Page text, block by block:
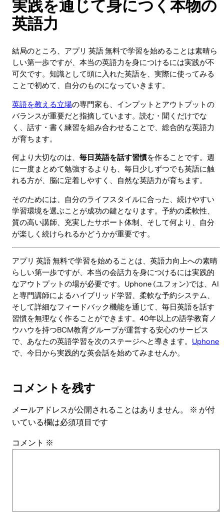
実践を通じて身につく本物の
英語力
結局のところ、アプリ 英語 無料で学習を始めることは素晴ら
しい第一歩ですが、本当の英語力を身につけるには実践が不
可欠です。知識として頭に入れた英語を、実際に使ってみる
ことで初めて、自分のものになっていきます。
英語を教える立場の専門家も、インプットとアウトプットの
バランスが重要だと指摘しています。読む・聞くだけでな
く、話す・書く練習を組み合わせることで、総合的な英語力
が育ちます。
何より大切なのは、 毎日英語を話す習慣を作ることです。週
に一度まとめて勉強するよりも、毎日少しずつでも英語に触
れる方が、脳に定着しやすく、自然な英語力が育ちます。
そのためには、自分のライフスタイルに合った、続けやすい
学習環境を選ぶことが成功の鍵となります。予約の柔軟性、
質の高い講師、充実したサポート体制、そして何より、自分
が楽しく続けられるかどうかが重要です。
アプリ 英語 無料で学習を始めることは、英語力向上への素晴
らしい第一歩ですが、本当の会話力を身につけるには実践的
なアウトプットの場が必要です。Uphone (ユフォン)では、AI
と専門講師によるハイブリッド学習、柔軟な予約システム、
そして詳細なフィードバック機能を通じて、毎日英語を話す
習慣を無理なく作ることができます。40年以上の語学教育ノ
ウハウを持つBCM教育グループが運営する安心のサービス
で、あなたの英語学習を次のステージへと導きます。 Uphone
で、今日から実践的な英会話を始めてみませんか。
コメントを残す
メールアドレスが公開されることはありません。 ※ が付
いている欄は必須項目です
コメント ※